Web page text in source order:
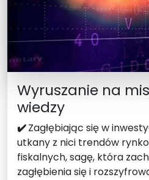
Wyruszanie na
wiedzy
✔️Zagłębiając się w
utkany z nici trendów
fiskalnych, sagę, która
zagłębienia się i